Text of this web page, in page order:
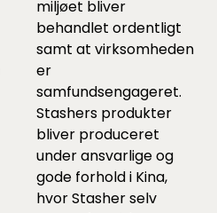
miljøet bliver
behandlet ordentligt
samt at virksomheden
er
samfundsengageret.
Stashers produkter
bliver produceret
under ansvarlige og
gode forhold i Kina,
hvor Stasher selv